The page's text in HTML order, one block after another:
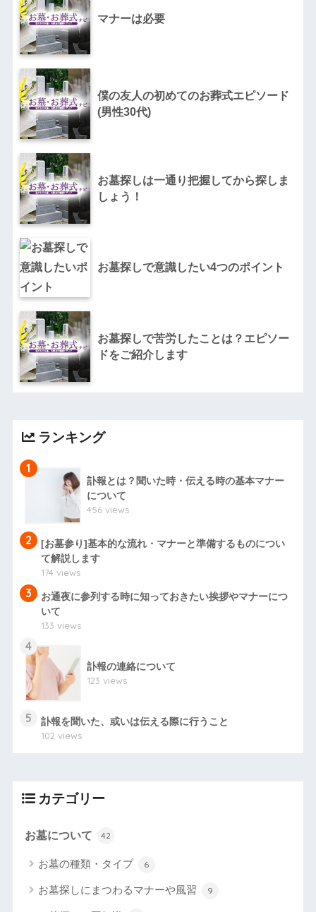
マナーは必要
僕の友人の初めてのお葬式エピソード
(男性30代)
お墓探しは一通り把握してから探しま
しょう！
お墓探しで意識したい4つのポイント
お墓探しで苦労したことは？エピソー
ドをご紹介します
ランキング
1
訃報とは？聞いた時・伝える時の基本マナー
について
456 views
2
[お墓参り]基本的な流れ・マナーと準備するものについ
て解説します
174 views
3
お通夜に参列する時に知っておきたい挨拶やマナーにつ
いて
133 views
4
訃報の連絡について
123 views
5
訃報を聞いた、或いは伝える際に行うこと
102 views
カテゴリー
お墓について 42
お墓の種類・タイプ 6
お墓探しにまつわるマナーや風習 9